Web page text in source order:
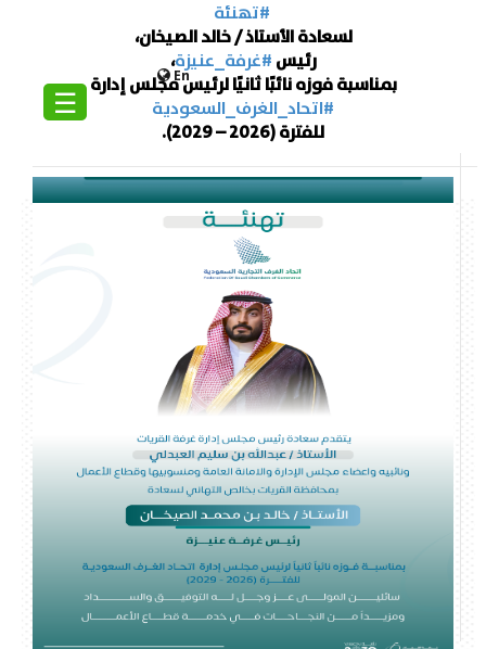
En
☰
#تهنئة
لسعادة الأستاذ / خالد الصيخان،
رئيس#غرفة_عنيزة،
بمناسبة فوزه نائبًا ثانيًا لرئيس مجلس إدارة
#اتحاد_الغرف_السعودية
للفترة (2026 – 2029).